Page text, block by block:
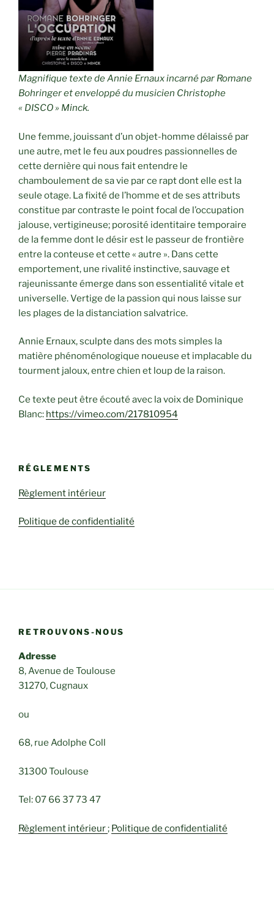
Magnifique texte de Annie Ernaux incarné par Romane
Bohringer et enveloppé du musicien Christophe
« DISCO » Minck.
Une femme, jouissant d’un objet-homme délaissé par
une autre, met le feu aux poudres passionnelles de
cette dernière qui nous fait entendre le
chamboulement de sa vie par ce rapt dont elle est la
seule otage. La fixité de l’homme et de ses attributs
constitue par contraste le point focal de l’occupation
jalouse, vertigineuse; porosité identitaire temporaire
de la femme dont le désir est le passeur de frontière
entre la conteuse et cette « autre ». Dans cette
emportement, une rivalité instinctive, sauvage et
rajeunissante émerge dans son essentialité vitale et
universelle. Vertige de la passion qui nous laisse sur
les plages de la distanciation salvatrice.
Annie Ernaux, sculpte dans des mots simples la
matière phénoménologique noueuse et implacable du
tourment jaloux, entre chien et loup de la raison.
Ce texte peut être écouté avec la voix de Dominique
Blanc: https://vimeo.com/217810954
RÉGLEMENTS
Règlement intérieur
Politique de confidentialité
RETROUVONS-NOUS
Adresse
8, Avenue de Toulouse
31270, Cugnaux
ou
68, rue Adolphe Coll
31300 Toulouse
Tel: 07 66 37 73 47
Règlement intérieur; Politique de confidentialité